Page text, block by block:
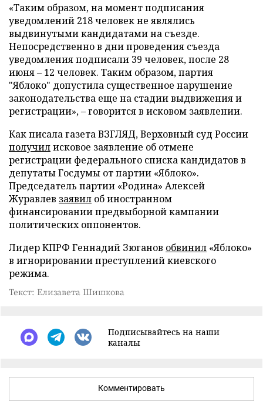
«Таким образом, на момент подписания
уведомлений 218 человек не являлись
выдвинутыми кандидатами на съезде.
Непосредственно в дни проведения съезда
уведомления подписали 39 человек, после 28
июня – 12 человек. Таким образом, партия
"Яблоко" допустила существенное нарушение
законодательства еще на стадии выдвижения и
регистрации», – говорится в исковом заявлении.
Как писала газета ВЗГЛЯД, Верховный суд России
получилисковое заявление об отмене
регистрации федерального списка кандидатов в
депутаты Госдумы от партии «Яблоко».
Председатель партии «Родина» Алексей
Журавлев заявил об иностранном
финансировании предвыборной кампании
политических оппонентов.
Лидер КПРФ Геннадий Зюганов обвинил «Яблоко»
в игнорировании преступлений киевского
режима.
Текст: Елизавета Шишкова
Подписывайтесь на наши
каналы
Комментировать